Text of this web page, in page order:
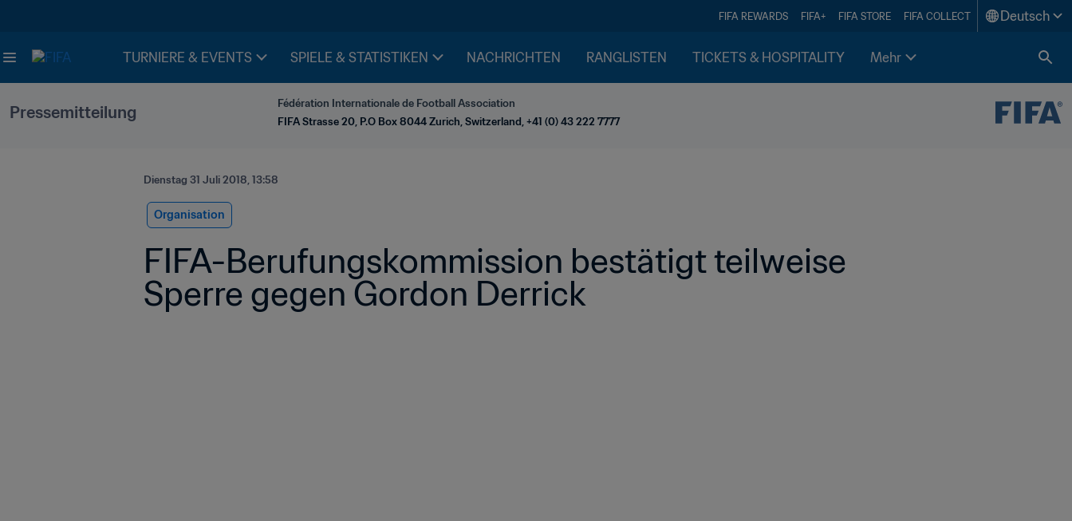
FIFA REWARDS FIFA+ FIFA STORE FIFA COLLECT Deutsch
TURNIERE & EVENTS SPIELE & STATISTIKEN NACHRICHTEN RANGLISTEN TICKETS & HOSPITALITY Mehr
Pressemitteilung
Fédération Internationale de Football Association
FIFA Strasse 20, P.O Box 8044 Zurich, Switzerland, +41 (0) 43 222 7777
Dienstag 31 Juli 2018, 13:58
Organisation
FIFA-Berufungskommission bestätigt teilweise
Sperre gegen Gordon Derrick